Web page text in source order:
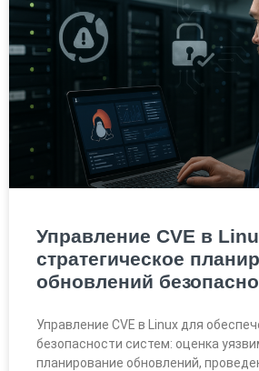
Управление CVE в
стратегическое
обновлений
Управление CVE в Linux для
безопасности систем: оценка
планирование обновлений,